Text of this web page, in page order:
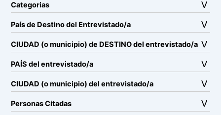
Categorias
País de Destino del Entrevistado/a
CIUDAD (o municipio) de DESTINO del entrevistado/a
PAÍS del entrevistado/a
CIUDAD (o municipio) del entrevistado/a
Personas Citadas